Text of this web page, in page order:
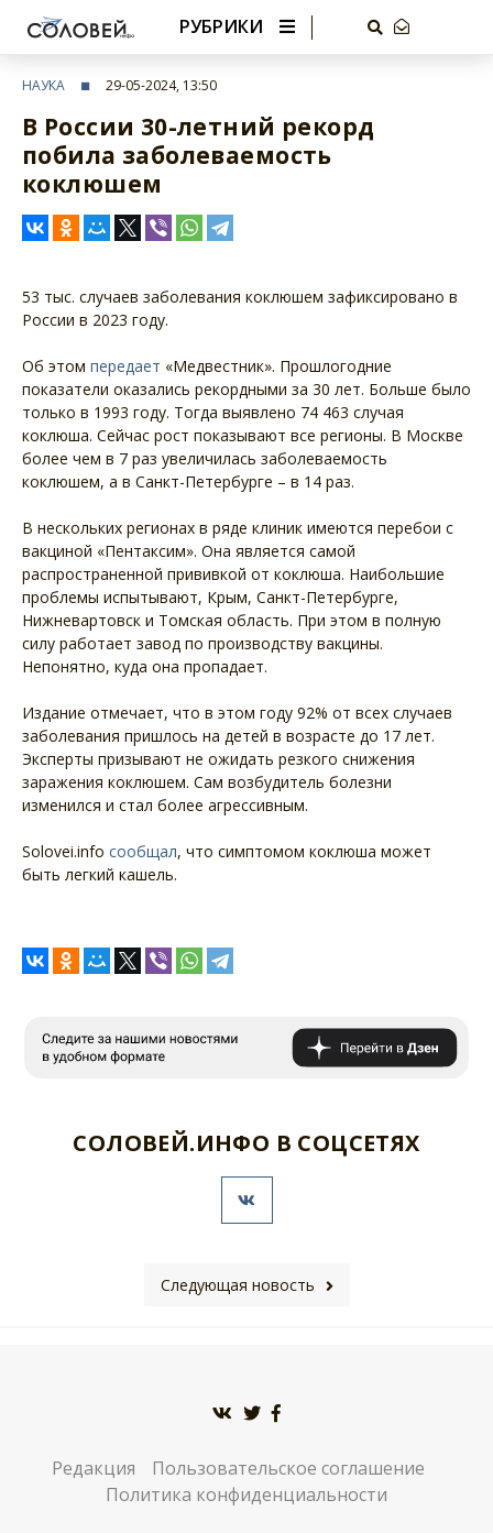
РУБРИКИ
НАУКА 29-05-2024, 13:50
В России 30-летний рекорд
побила заболеваемость
коклюшем
53 тыс. случаев заболевания коклюшем зафиксировано в
России в 2023 году.
Об этом передает «Медвестник». Прошлогодние
показатели оказались рекордными за 30 лет. Больше было
только в 1993 году. Тогда выявлено 74 463 случая
коклюша. Сейчас рост показывают все регионы. В Москве
более чем в 7 раз увеличилась заболеваемость
коклюшем, а в Санкт-Петербурге – в 14 раз.
В нескольких регионах в ряде клиник имеются перебои с
вакциной «Пентаксим». Она является самой
распространенной прививкой от коклюша. Наибольшие
проблемы испытывают, Крым, Санкт-Петербурге,
Нижневартовск и Томская область. При этом в полную
силу работает завод по производству вакцины.
Непонятно, куда она пропадает.
Издание отмечает, что в этом году 92% от всех случаев
заболевания пришлось на детей в возрасте до 17 лет.
Эксперты призывают не ожидать резкого снижения
заражения коклюшем. Сам возбудитель болезни
изменился и стал более агрессивным.
Solovei.info сообщал, что симптомом коклюша может
быть легкий кашель.
СОЛОВЕЙ.ИНФО В СОЦСЕТЯХ
Следующая новость
Редакция
Пользовательское соглашение
Политика конфиденциальности